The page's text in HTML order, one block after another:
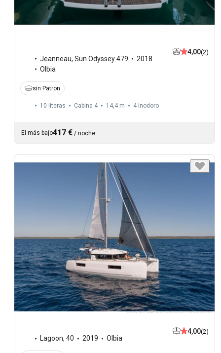
Jeanneau, Sun Odyssey 479
2018
Olbia
4,00(2)
sin Patron
10 literas Cabina 4 14,4 m 4 Inodoro
El más bajo417 € / noche
Lagoon, 40 2019 Olbia
4,00(2)